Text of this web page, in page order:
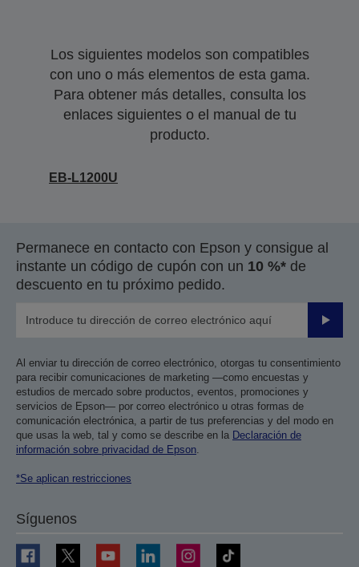
Los siguientes modelos son compatibles
con uno o más elementos de esta gama.
Para obtener más detalles, consulta los
enlaces siguientes o el manual de tu
producto.
EB-L1200U
Permanece en contacto con Epson y consigue al
instante un código de cupón con un 10 %* de
descuento en tu próximo pedido.
Enviar
Al enviar tu dirección de correo electrónico, otorgas tu consentimiento
para recibir comunicaciones de marketing —como encuestas y
estudios de mercado sobre productos, eventos, promociones y
servicios de Epson— por correo electrónico u otras formas de
comunicación electrónica, a partir de tus preferencias y del modo en
que usas la web, tal y como se describe en la Declaración de
información sobre privacidad de Epson.
*Se aplican restricciones
Síguenos